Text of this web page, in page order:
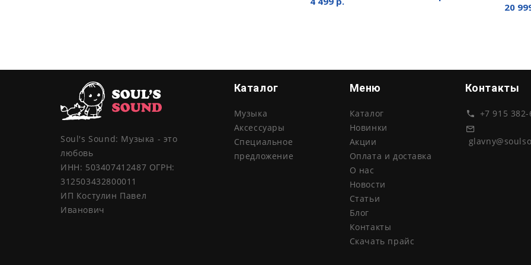
20
Soul's Sound: Музыка - это
любовь
ИНН: 503407412487 ОГРН:
312503432800011
ИП Костулин Павел
Иванович
Каталог
Музыка
Аксессуары
Специальное
предложение
Меню
Каталог
Новинки
Акции
Оплата и доставка
О нас
Новости
Статьи
Блог
Контакты
Скачать прайс
Контакты
+7 915 382-